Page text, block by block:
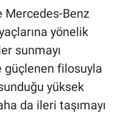
Benz
yönelik
sunmayı
güçlenen filosuyla
yüksek
da ileri taşımayı